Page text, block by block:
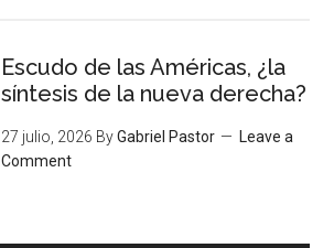
Escudo de las Américas, ¿la
síntesis de la nueva derecha?
27 julio, 2026 ByGabriel Pastor
Leave a
Comment